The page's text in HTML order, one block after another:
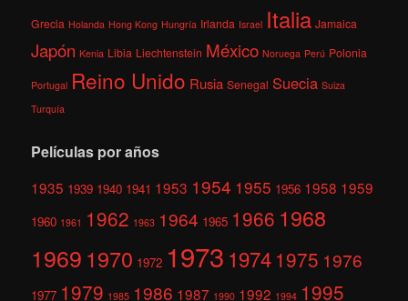
Grecia Holanda Hong Kong Hungría Irlanda Israel Italia Jamaica
Japón Kenia Libia Liechtenstein México Noruega Perú Polonia
Portugal Reino Unido Rusia Senegal Suecia Suiza
Turquía
Películas por años
1935 1939 1940 1941 1953 1954 1955 1956 1958 1959
1960 1961 1962 1963 1964 1965 1966 1968
1969 1970 1972 1973 1974 1975 1976
1977 1979 1985 1986 1987 1990 1992 1994 1995